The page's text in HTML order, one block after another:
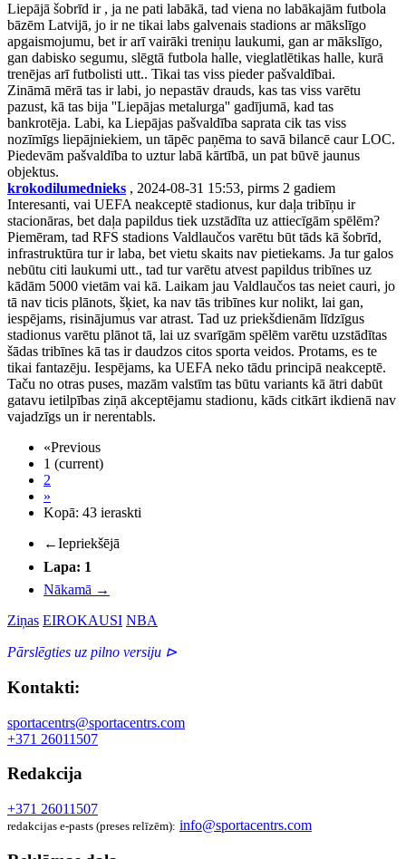
Liepājā šobrīd ir , ja ne pati labākā, tad viena no labākajām futbola
bāzēm Latvijā, jo ir ne tikai labs galvenais stadions ar mākslīgo
apgaismojumu, bet ir arī vairāki treniņu laukumi, gan ar mākslīgo,
gan dabisko segumu, slēgtā futbola halle, vieglatlētikas halle, kurā
trenējas arī futbolisti utt.. Tikai tas viss pieder pašvaldībai.
Zināmā mērā tas ir labi, jo nepastāv drauds, kas tas viss varētu
pazust, kā tas bija ''Liepājas metalurga'' gadījumā, kad tas
bankrotēja. Labi, ka Liepājas pašvaldība saprata cik tas viss
nozīmīgs liepājniekiem, un tāpēc paņēma to savā bilancē caur LOC.
Piedevām pašvaldība to uztur labā kārtībā, un pat būvē jaunus
objektus.
krokodilumednieks , 2024-08-31 15:53, pirms 2 gadiem
Interesanti, vai UEFA neakceptē stadionus, kur daļa tribīņu ir
stacionāras, bet daļa papildus tiek uzstādīta uz attiecīgām spēlēm?
Piemēram, tad RFS stadions Valdlaučos varētu būt tāds kā šobrīd,
infrastruktūra tur ir laba, bet vietu skaits nav pietiekams. Ja tur galos
nebūtu citi laukumi utt., tad tur varētu atvest papildus tribīnes uz
kādām 5000 vietām vai kā. Laikam jau Valdlaučos tas neiet cauri, jo
tā nav ticis plānots, šķiet, ka nav tās tribīnes kur nolikt, lai gan,
iespējams, risinājumus var atrast. Tad uz priekšdienām līdzīgus
stadionus varētu plānot tā, lai uz svarīgām spēlēm varētu uzstādītas
šādas tribīnes kā tas ir daudzos citos sporta veidos. Protams, es te
tikai fantazēju. Iespējams, ka UEFA neko tādu principā neakceptē.
Taču no otras puses, mazām valstīm tas būtu variants kā ātri dabūt
gatavu ietilpības ziņā akceptējamu stadionu, kāds citkārt ikdienā nav
vajadzīgs un ir nerentabls.
«Previous
1 (current)
2
»
Kopā: 43 ieraskti
←Iepriekšējā
Lapa: 1
Nākamā →
Ziņas EIROKAUSI NBA
Pārslēgties uz pilno versiju ⊳
Kontakti:
sportacentrs@sportacentrs.com
+371 26011507
Redakcija
+371 26011507
redakcijas e-pasts (preses relīzēm): info@sportacentrs.com